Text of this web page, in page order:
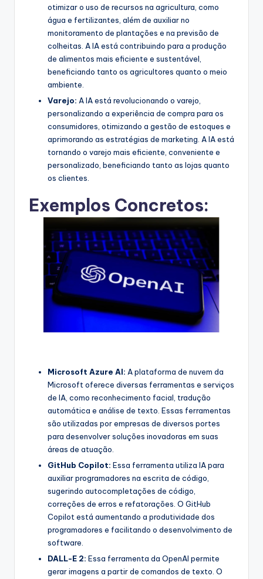
otimizar o uso de recursos na agricultura, como
água e fertilizantes, além de auxiliar no
monitoramento de plantações e na previsão de
colheitas. A IA está contribuindo para a produção
de alimentos mais eficiente e sustentável,
beneficiando tanto os agricultores quanto o meio
ambiente.
Varejo: A IA está revolucionando o varejo,
personalizando a experiência de compra para os
consumidores, otimizando a gestão de estoques e
aprimorando as estratégias de marketing. A IA está
tornando o varejo mais eficiente, conveniente e
personalizado, beneficiando tanto as lojas quanto
os clientes.
Exemplos Concretos:
Microsoft Azure AI: A plataforma de nuvem da
Microsoft oferece diversas ferramentas e serviços
de IA, como reconhecimento facial, tradução
automática e análise de texto. Essas ferramentas
são utilizadas por empresas de diversos portes
para desenvolver soluções inovadoras em suas
áreas de atuação.
GitHub Copilot: Essa ferramenta utiliza IA para
auxiliar programadores na escrita de código,
sugerindo autocompletações de código,
correções de erros e refatorações. O GitHub
Copilot está aumentando a produtividade dos
programadores e facilitando o desenvolvimento de
software.
DALL-E 2: Essa ferramenta da OpenAI permite
gerar imagens a partir de comandos de texto. O